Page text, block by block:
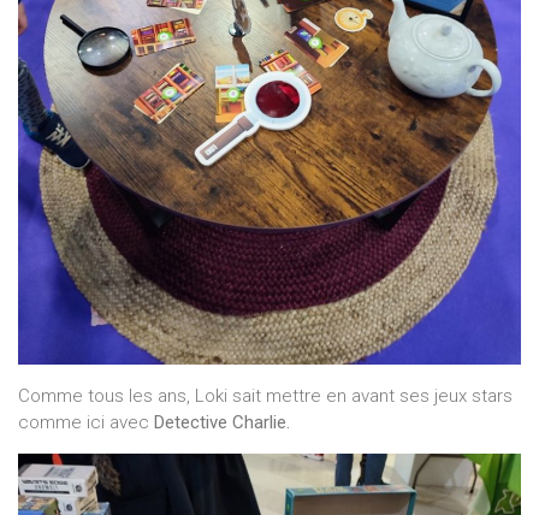
Comme tous les ans, Loki sait mettre en avant ses jeux stars
comme ici avec Detective Charlie.